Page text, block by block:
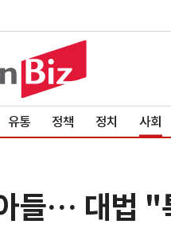
유통 정책 정치 사회
들… 대법 "